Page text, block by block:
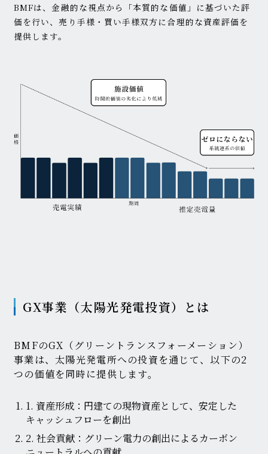
BMFは、金融的な視点から「本質的な価値」に基づいた評
価を行い、売り手様・買い手様双方に合理的な資産評価を
提供します。
GX事業（太陽光発電投資）とは
BMFのGX（グリーントランスフォーメーション）
事業は、太陽光発電所への投資を通じて、以下の2
つの価値を同時に提供します。
1. 資産形成：円建ての現物資産として、安定した
キャッシュフローを創出
2. 社会貢献：グリーン電力の創出によるカーボン